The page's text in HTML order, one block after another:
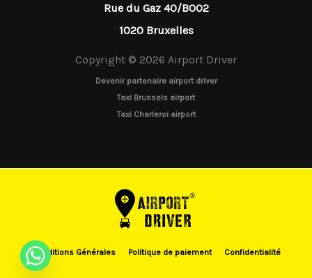
Rue du Gaz 40/B002
1020 Bruxelles
Copyright © 2026 Airport Driver
Devenir partenaire airport driver
Taxi Brussels airport
Taxi Charleroi airport
Conditions Générales Politique de paiement Confidentialité